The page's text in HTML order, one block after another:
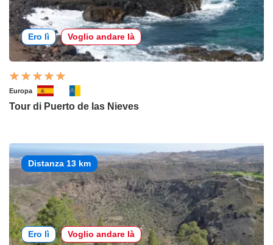
Ero lì Voglio andare là
Europa
Tour di Puerto de las Nieves
Distanza 13 km
Ero lì Voglio andare là